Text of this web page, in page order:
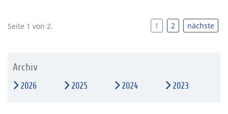
Seite 1 von 2. 1 2 nächste
Archiv
2026 2025 2024 2023